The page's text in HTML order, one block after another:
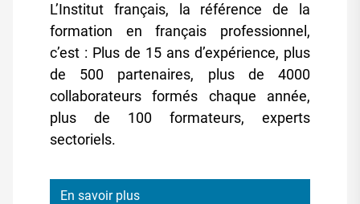
L’Institut français, la référence de la
formation en français professionnel,
c’est : Plus de 15 ans d’expérience, plus
de 500 partenaires, plus de 4000
collaborateurs formés chaque année,
plus de 100 formateurs, experts
sectoriels.
En savoir plus